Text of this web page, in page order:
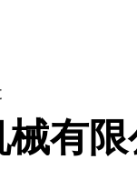
有